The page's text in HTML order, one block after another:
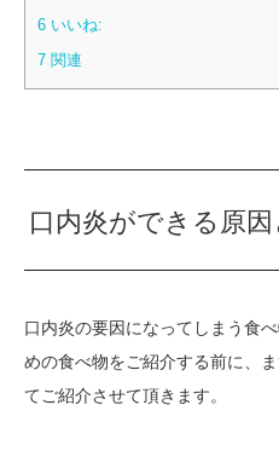
6 いいね:
7 関連
口内炎ができる原因
口内炎の要因になってしまう食
めの食べ物をご紹介する前に、
てご紹介させて頂きます。